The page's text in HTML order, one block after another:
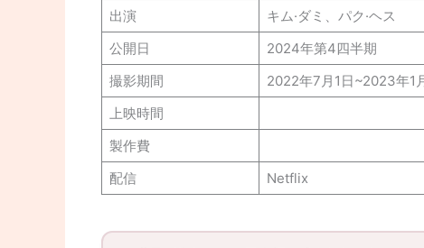
出演
キム·ダミ、パク·ヘス
公開日
2024年第4四半期
撮影期間
2022年7月1日~2023年1
上映時間
製作費
配信
Netflix